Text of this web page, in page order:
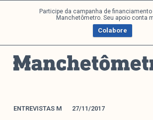
Participe da campanha de
Manchetômetro. Seu apoio conta
Colabore
a
p
Análises
DONI
Boletim M
ENTREVISTAS M 27/11/2017